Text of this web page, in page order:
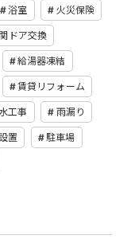
浴室 火災保険
ドア交換
給湯器凍結
賃貸リフォーム
工事 雨漏り
置 駐車場